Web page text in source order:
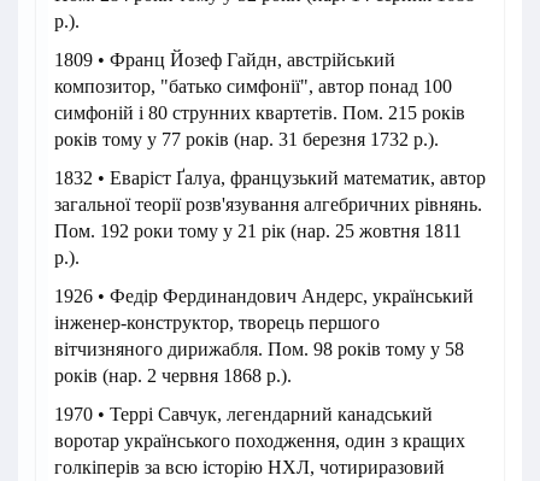
р.).
1809 • Франц Йозеф Гайдн, австрійський
композитор, "батько симфонії", автор понад 100
симфоній і 80 струнних квартетів. Пом. 215 років
років тому у 77 років (нар. 31 березня 1732 р.).
1832 • Еваріст Ґалуа, французький математик, автор
загальної теорії розв'язування алгебричних рівнянь.
Пом. 192 роки тому у 21 рік (нар. 25 жовтня 1811
р.).
1926 • Федір Фердинандович Андерс, український
інженер-конструктор, творець першого
вітчизняного дирижабля. Пом. 98 років тому у 58
років (нар. 2 червня 1868 р.).
1970 • Террі Савчук, легендарний канадський
воротар українського походження, один з кращих
голкіперів за всю історію НХЛ, чотириразовий